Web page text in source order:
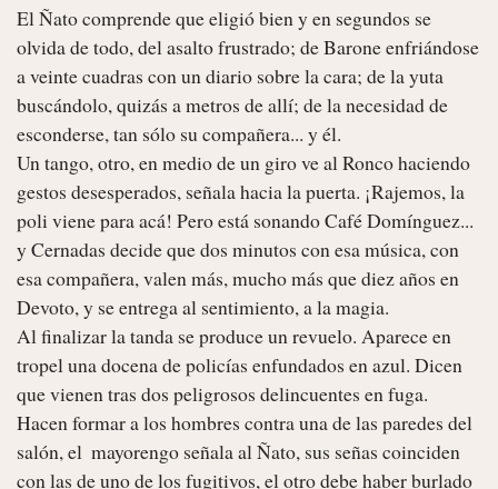
El Ñato comprende que eligió bien y en segundos se
olvida de todo, del asalto frustrado; de Barone enfriándose
a veinte cuadras con un diario sobre la cara; de la yuta
buscándolo, quizás a metros de allí; de la necesidad de
esconderse, tan sólo su compañera... y él.
Un tango, otro, en medio de un giro ve al Ronco haciendo
gestos desesperados, señala hacia la puerta. ¡Rajemos, la
poli viene para acá! Pero está sonando Café Domínguez...
y Cernadas decide que dos minutos con esa música, con
esa compañera, valen más, mucho más que diez años en
Devoto, y se entrega al sentimiento, a la magia.
Al finalizar la tanda se produce un revuelo. Aparece en
tropel una docena de policías enfundados en azul. Dicen
que vienen tras dos peligrosos delincuentes en fuga.
Hacen formar a los hombres contra una de las paredes del
salón, el  mayorengo señala al Ñato, sus señas coinciden
con las de uno de los fugitivos, el otro debe haber burlado